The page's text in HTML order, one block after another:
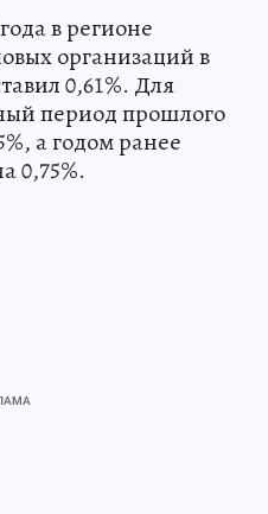
в регионе
организаций в
0,61%. Для
период прошлого
а годом ранее
0,75%.